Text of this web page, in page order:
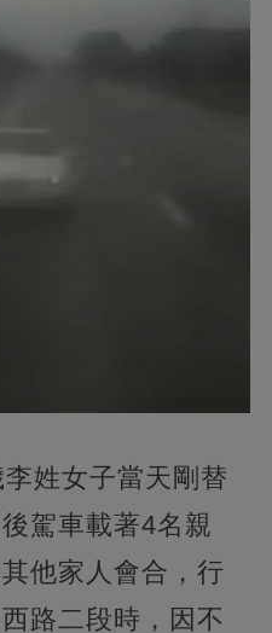
姓女子當天剛替
駕車載著4名親
他家人會合，行
路二段時，因不